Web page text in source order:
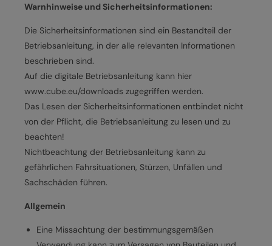
Warnhinweise und Sicherheitsinformationen:
Die Sicherheitsinformationen sind ein Bestandteil der
Betriebsanleitung, in der alle relevanten Informationen
beschrieben sind.
Auf die digitale Betriebsanleitung kann hier
www.cube.eu/downloads zugegriffen werden.
Das Lesen der Sicherheitsinformationen entbindet nicht
von der Pflicht, die Betriebsanleitung zu lesen und zu
beachten!
Nichtbeachtung der Betriebsanleitung kann zu
gefährlichen Fahrsituationen, Stürzen, Unfällen und
Sachschäden führen.
Allgemein
Eine Missachtung der bestimmungsgemäßen